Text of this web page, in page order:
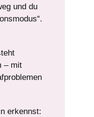
und du
– mit
erkennst: